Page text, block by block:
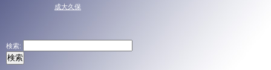
成大久保
検索: